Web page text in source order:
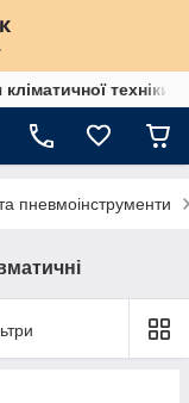
техніки
пневмоінструменти